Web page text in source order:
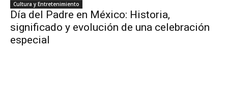
Cultura y Entretenimiento
Día del Padre en México: Historia,
significado y evolución de una celebración
especial